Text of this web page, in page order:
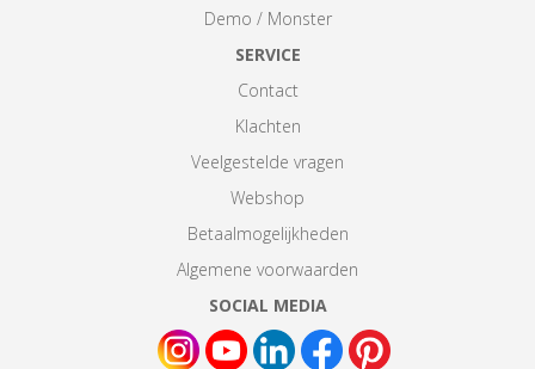
Demo / Monster
SERVICE
Contact
Klachten
Veelgestelde vragen
Webshop
Betaalmogelijkheden
Algemene voorwaarden
SOCIAL MEDIA